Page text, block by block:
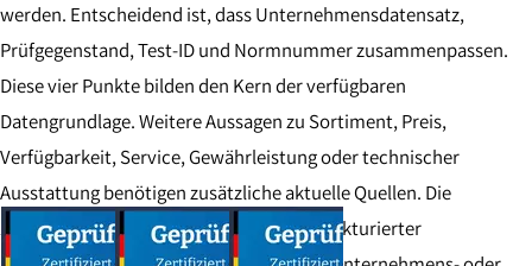
werden. Entscheidend ist, dass Unternehmensdatensatz,
Prüfgegenstand, Test-ID und Normnummer zusammenpassen.
Diese vier Punkte bilden den Kern der verfügbaren
Datengrundlage. Weitere Aussagen zu Sortiment, Preis,
Verfügbarkeit, Service, Gewährleistung oder technischer
Ausstattung benötigen zusätzliche aktuelle Quellen. Die
Zertifizierungsseite bleibt deshalb ein strukturierter